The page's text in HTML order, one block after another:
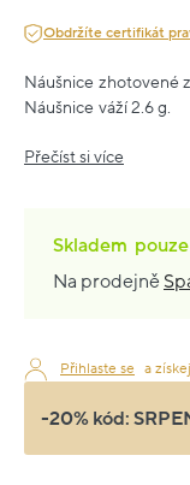
Obdržíte certifikát
Náušnice zhotovené
Náušnice váží 2.6 g.
Přečíst si více
Skladem pouze
Na prodejně
Přihlaste se a
-20% kód: